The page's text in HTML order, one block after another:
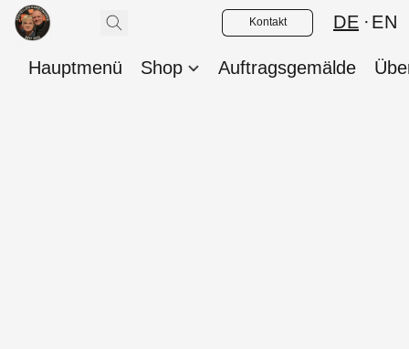
Kontakt DE EN
Hauptmenü Shop Auftragsgemälde